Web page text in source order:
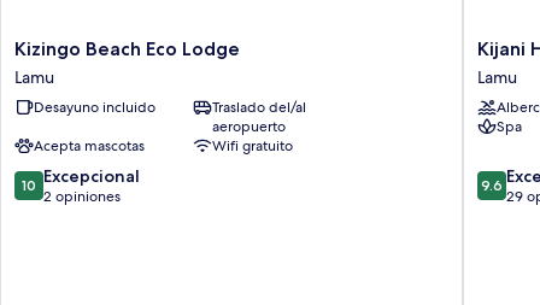
Kizingo
Beach
Eco
Lodge
Kizingo Beach Eco Lodge
Lamu
Desayuno incluido
Traslado del/al
aeropuerto
Acepta mascotas
Wifi gratuito
10.0
de
10 Excepcional
2 opiniones
Kijani
Hotel
Lamu
Kijani
Lamu
Spa
9.6
de
9.6
29